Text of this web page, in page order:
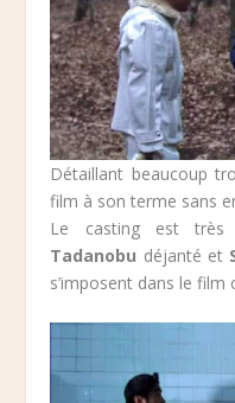
Détaillant beaucoup
film à son terme sans
Le casting est
Tadanobu déjanté et
s’imposent dans le